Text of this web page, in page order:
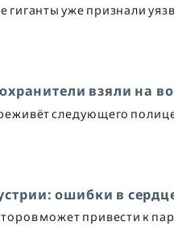
гиганты уже признали
взяли на
следующего
ошибки в
может привести к